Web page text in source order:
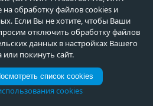
Как купить
Документы
Фото продукции
Гарантии и возврат
на обработку файлов cookies и
Если Вы не хотите, чтобы Ваши
отключить обработку файлов
данных в настройках Вашего
или покинуть сайт.
список cookies
cookies